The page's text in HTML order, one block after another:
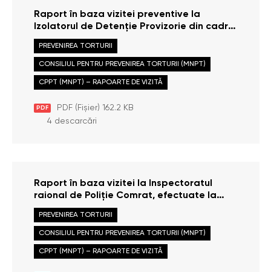
Raport în baza vizitei preventive la
Izolatorul de Detenție Provizorie din cadrul
Inspectoratului de Poliție Basarabeasca,
efectuate la data de 12 aprilie 2013
PDF PDF (Fișier) 162.2 KB
PREVENIREA TORTURII
CONSILIUL PENTRU PREVENIREA TORTURII (MNPT)
CPPT (MNPT) – RAPOARTE DE VIZITĂ
4 descarcări
Raport în baza vizitei la Inspectoratul
raional de Poliție Comrat, efectuate la
data de 10 aprilie 2013
PREVENIREA TORTURII
CONSILIUL PENTRU PREVENIREA TORTURII (MNPT)
CPPT (MNPT) – RAPOARTE DE VIZITĂ